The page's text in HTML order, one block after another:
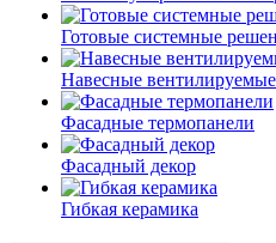
Готовые системные
Навесные
Фасадные термопанели
Фасадный декор
Гибкая керамика